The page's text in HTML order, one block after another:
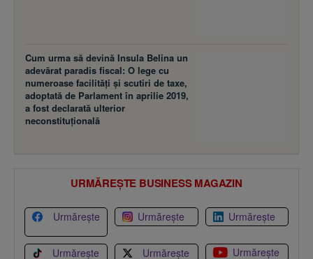
Cum urma să devină Insula Belina un
adevărat paradis fiscal: O lege cu
numeroase facilităţi şi scutiri de taxe,
adoptată de Parlament în aprilie 2019,
a fost declarată ulterior
neconstituţională
URMĂREȘTE BUSINESS MAGAZIN
Urmărește Urmărește Urmărește
Urmărește Urmărește
Urmărește